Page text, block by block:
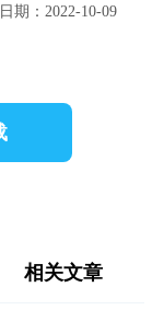
期：2022-10-09
相关文章